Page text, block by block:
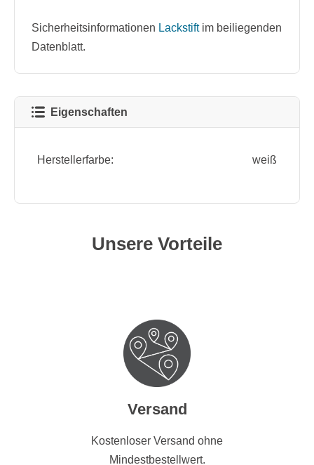
Sicherheitsinformationen Lackstift im beiliegenden
Datenblatt.
Eigenschaften
Herstellerfarbe: weiß
Unsere Vorteile
Versand
Kostenloser Versand ohne
Mindestbestellwert.